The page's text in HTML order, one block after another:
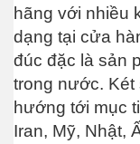
hãng với nhiều
dạng tại cửa
đúc đặc là sản
trong nước.
hướng tới mục
Iran, Mỹ, Nhật,